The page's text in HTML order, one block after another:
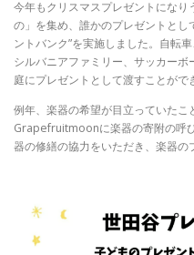
今年もクリスマスプレゼントにな
の」を集め、誰かのプレゼントとし
ントバンク”を実施しました。自転
シルバニアファミリー、サッカー
庭にプレゼントとして渡すことがで
例年、楽器の希望が目立っていた
Grapefruitmoonに楽器の寄附の呼
器の修繕の協力をいただき、楽器の